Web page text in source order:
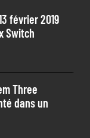
février 2019
Switch
Three
dans un